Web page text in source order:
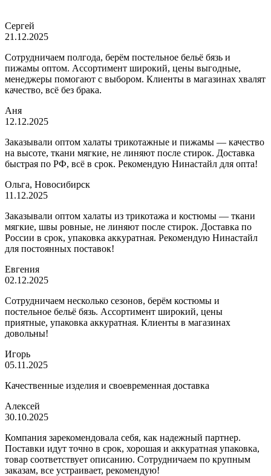
Сергей
21.12.2025
Сотрудничаем полгода, берём постельное бельё бязь и
пижамы оптом. Ассортимент широкий, цены выгодные,
менеджеры помогают с выбором. Клиенты в магазинах хвалят
качество, всё без брака.
Аня
12.12.2025
Заказывали оптом халаты трикотажные и пижамы — качество
на высоте, ткани мягкие, не линяют после стирок. Доставка
быстрая по РФ, всё в срок. Рекомендую Нинастайл для опта!
Ольга, Новосибирск
11.12.2025
Заказывали оптом халаты из трикотажа и костюмы — ткани
мягкие, швы ровные, не линяют после стирок. Доставка по
России в срок, упаковка аккуратная. Рекомендую Нинастайл
для постоянных поставок!
Евгения
02.12.2025
Сотрудничаем несколько сезонов, берём костюмы и
постельное бельё бязь. Ассортимент широкий, цены
приятные, упаковка аккуратная. Клиенты в магазинах
довольны!
Игорь
05.11.2025
Качественные изделия и своевременная доставка
Алексей
30.10.2025
Компания зарекомендовала себя, как надежный партнер.
Поставки идут точно в срок, хорошая и аккуратная упаковка,
товар соответствует описанию. Сотрудничаем по крупным
заказам, все устраивает, рекомендую!